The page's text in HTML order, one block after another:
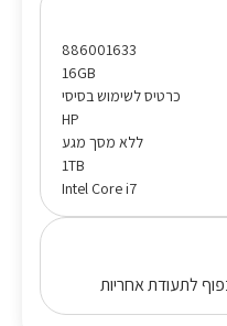
886001633
16GB
כרטיס לשימוש בסיסי
HP
ללא מסך מגע
1TB
Intel Core i7